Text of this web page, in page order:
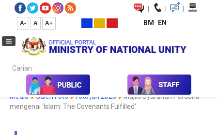
| | |
A- A A+ BM EN
Carian...
Media Media Collection Photo 2024
Koleksi
Media
Galeri Foto foto jan 2025
Majlis Syarahan Perdana
mengenai ‘Islam: The Covenants Fulfilled'